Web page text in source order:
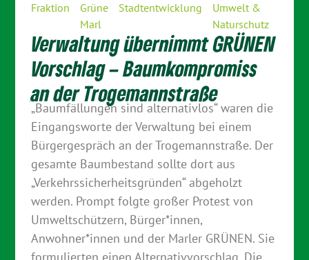
Fraktion
Grüne
Marl
Stadtentwicklung
Umwelt &
Naturschutz
Verwaltung übernimmt GRÜNEN
Vorschlag – Baumkompromiss
an der Trogemannstraße
„Baumfällungen sind alternativlos“ waren die
Eingangsworte der Verwaltung bei einem
Bürgergespräch an der Trogemannstraße. Der
gesamte Baumbestand sollte dort aus
„Verkehrssicherheitsgründen“ abgeholzt
werden. Prompt folgte großer Protest von
Umweltschützern, Bürger*innen,
Anwohner*innen und der Marler GRÜNEN. Sie